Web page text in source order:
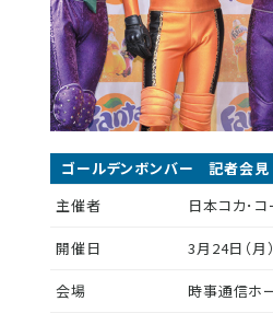
ゴールデンボンバー 記者会見
主催者
日本コカ･コ
開催日 3月24日（月）
会場 時事通信ホ